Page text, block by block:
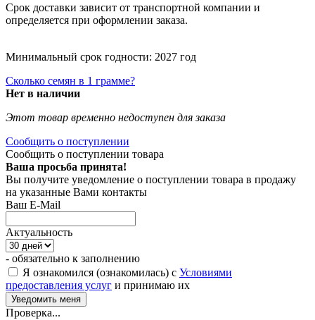
Срок доставки зависит от транспортной компании и
определяется при оформлении заказа.
Минимальный срок годности: 2027 год
Сколько семян в 1 грамме?
Нет в наличии
Этот товар временно недоступен для заказа
Сообщить о поступлении
Сообщить о поступлении товара
Ваша просьба принята!
Вы получите уведомление о поступлении товара в продажу
на указанные Вами контакты
Ваш E-Mail
Актуальность
- обязательно к заполнению
Я ознакомился (ознакомилась) с Условиями
предоставления услуг и принимаю их
Проверка...